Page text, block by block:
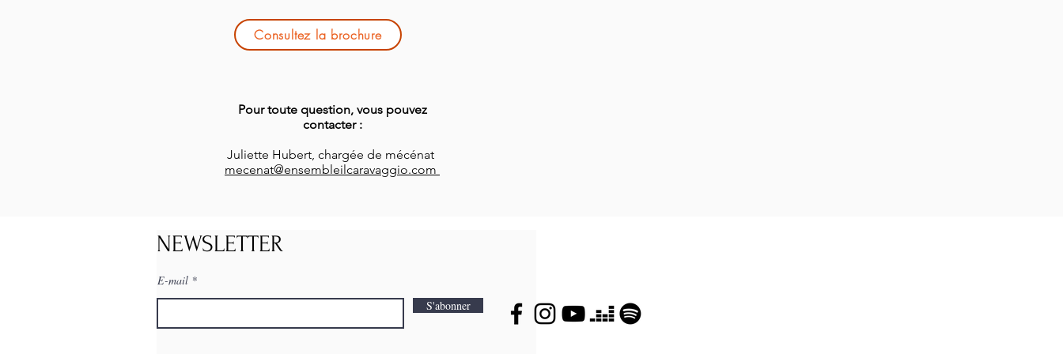
Consultez la brochure
Pour toute question, vous pouvez
contacter :
Juliette Hubert, chargée de mécénat
mecenat@ensembleilcaravaggio.com
NEWSLETTER
E-mail
S'abonner